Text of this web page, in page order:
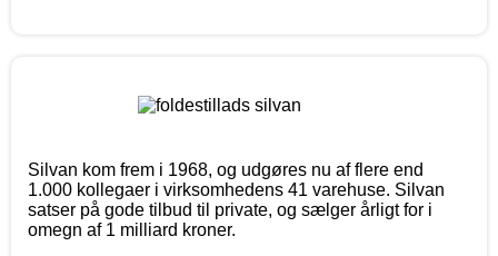
Silvan kom frem i 1968, og udgøres nu af flere end
1.000 kollegaer i virksomhedens 41 varehuse. Silvan
satser på gode tilbud til private, og sælger årligt for i
omegn af 1 milliard kroner.